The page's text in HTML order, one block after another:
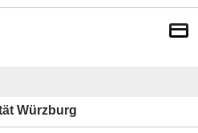
Würzburg